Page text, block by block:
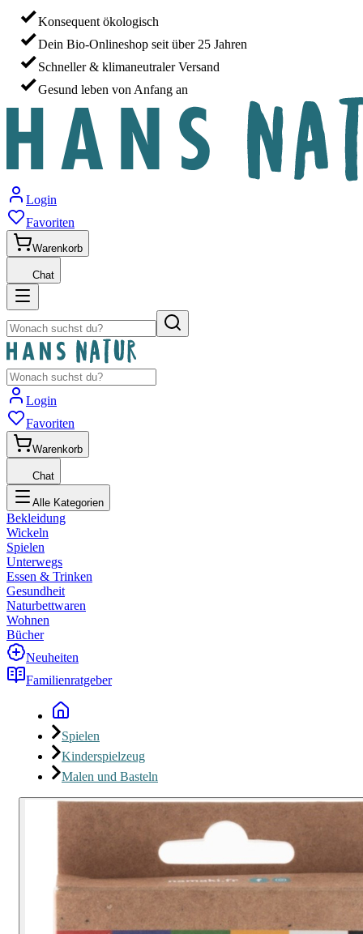
Konsequent ökologisch
Dein Bio-Onlineshop seit über 25 Jahren
Schneller & klimaneutraler Versand
Gesund leben von Anfang an
Login
Favoriten
Warenkorb
Chat
Login
Favoriten
Warenkorb
Chat
Alle Kategorien
Bekleidung
Wickeln
Spielen
Unterwegs
Essen & Trinken
Gesundheit
Naturbettwaren
Wohnen
Bücher
Neuheiten
Familienratgeber
Spielen
Kinderspielzeug
Malen und Basteln